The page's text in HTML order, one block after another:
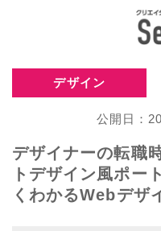
デザイン
公開日：
デザイナーの転職
トデザイン風ポー
くわかるWebデザ